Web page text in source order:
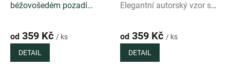
béžovošedém pozadí
přírodním béžovošedém
podkladu
od 359 Kč / ks
DETAIL
Elegantní autorský vzor s
od 359 Kč / ks
DETAIL